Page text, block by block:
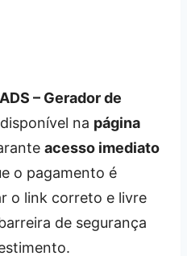
– Gerador de
na página
acesso imediato
o pagamento é
o link correto e livre
de segurança